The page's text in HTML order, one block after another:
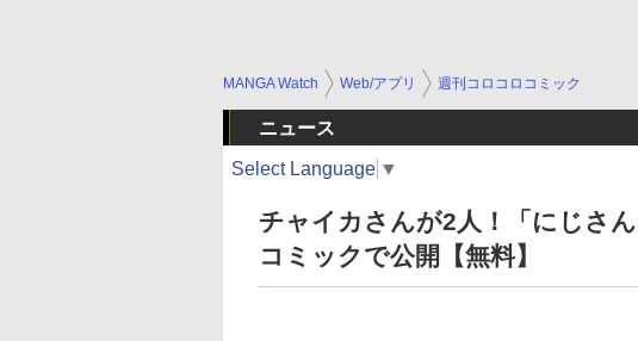
MANGA Watch Web/アプリ 週刊コロコロコミック
ニュース
Select Language ▼
チャイカさんが2人！「にじさ
コミックで公開【無料】